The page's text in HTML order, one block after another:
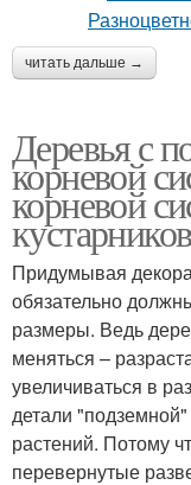
читать дальше →
Деревья с
корневой
корневой
Придумывая
обязательно
размеры. Ведь
меняться –
увеличиваться в
детали
растений. Потому
перевернутые